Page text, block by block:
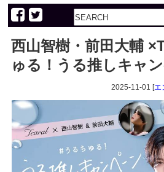
西山智樹・前田大輔
ゅる！うる推しキャン
2025-11-01 [エ